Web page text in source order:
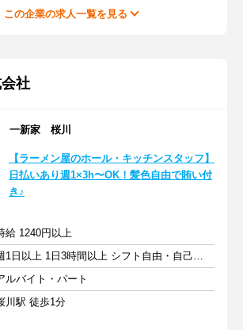
この企業の求人一覧を見る
会社
一新家 桜川
【ラーメン屋のホール・キッチンスタッフ】
日払いあり週1×3h〜OK！髪色自由で賄い付
き♪
給 1240円以上
週1日以上 1日3時間以上 シフト自由・自己申告
ルバイト・パート
川駅 徒歩1分